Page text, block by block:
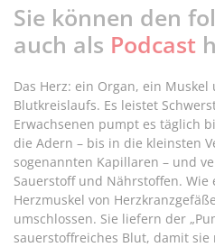
Sie können den
auch als Podcast
Das Herz: ein Organ, ein
Blutkreislaufs. Es leistet
Erwachsenen pumpt es täglich
die Adern – bis in die kleinsten
sogenannten Kapillaren – und
Sauerstoff und Nährstoffen.
Herzmuskel von
umschlossen. Sie liefern der
sauerstoffreiches Blut, damit